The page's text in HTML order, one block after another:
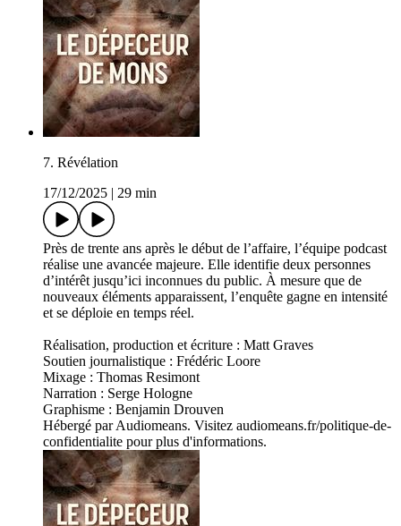
7. Révélation
17/12/2025
29 min
Près de trente ans après le début de l’affaire, l’équipe podcast
réalise une avancée majeure. Elle identifie deux personnes
d’intérêt jusqu’ici inconnues du public. À mesure que de
nouveaux éléments apparaissent, l’enquête gagne en intensité
et se déploie en temps réel.
Réalisation, production et écriture : Matt Graves
Soutien journalistique : Frédéric Loore
Mixage : Thomas Resimont
Narration : Serge Hologne
Graphisme : Benjamin Drouven
Hébergé par Audiomeans. Visitez audiomeans.fr/politique-de-
confidentialite pour plus d'informations.